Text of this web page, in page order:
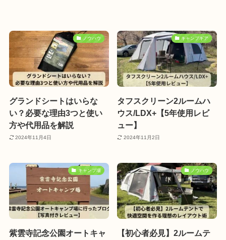
ノウハウ
グランドシートはいらな
い？必要な理由3つと使い
方や代用品を解説
2024年11月4日
キャンプギア
タフスクリーン2ルームハ
ウス/LDX+【5年使用レビ
ュー】
2024年11月2日
キャンプ場
紫雲寺記念公園オートキャ
ノウハウ
【初心者必見】2ルームテ